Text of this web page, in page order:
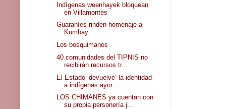
Indígenas weenhayek bloquean
en Villamontes
Guaraníes rinden homenaje a
Kumbay
Los bosquimanos
40 comunidades del TIPNIS no
recibirán recursos tr...
El Estado ‘devuelve’ la identidad
a indígenas ayor...
LOS CHIMANES ya cuentan con
su propia personería j...